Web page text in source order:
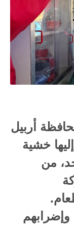
أربيل
خشية
من